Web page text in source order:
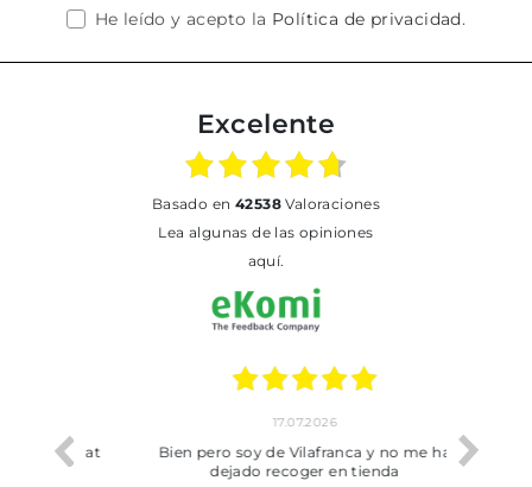
He leído y acepto la Política de privacidad.
Excelente
basado en 42538Valoraciones
Lea algunas de las opiniones
aquí.
trobat
17.07.2026
Bien pero soy de Vilafranca y no me ha
dejado recoger en tienda